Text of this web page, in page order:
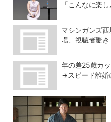
「こんなに楽
マシンガンズ
場、視聴者驚き
年の差25歳カ
→スピード離婚